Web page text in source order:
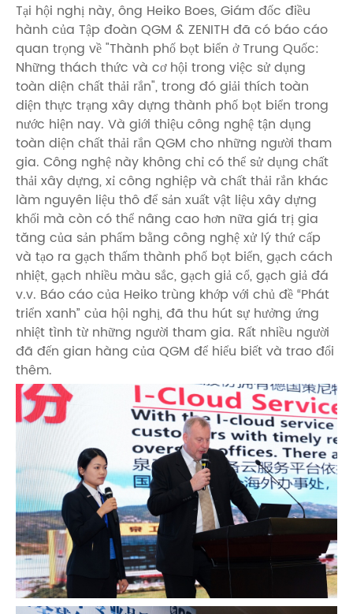
Tại hội nghị này, ông Heiko Boes, Giám đốc điều
hành của Tập đoàn QGM & ZENITH đã có báo cáo
quan trọng về "Thành phố bọt biển ở Trung Quốc:
Những thách thức và cơ hội trong việc sử dụng
toàn diện chất thải rắn", trong đó giải thích toàn
diện thực trạng xây dựng thành phố bọt biển trong
nước hiện nay. Và giới thiệu công nghệ tận dụng
toàn diện chất thải rắn QGM cho những người tham
gia. Công nghệ này không chỉ có thể sử dụng chất
thải xây dựng, xỉ công nghiệp và chất thải rắn khác
làm nguyên liệu thô để sản xuất vật liệu xây dựng
khối mà còn có thể nâng cao hơn nữa giá trị gia
tăng của sản phẩm bằng công nghệ xử lý thứ cấp
và tạo ra gạch thấm thành phố bọt biển, gạch cách
nhiệt, gạch nhiều màu sắc, gạch giả cổ, gạch giả đá
v.v. Báo cáo của Heiko trùng khớp với chủ đề “Phát
triển xanh” của hội nghị, đã thu hút sự hưởng ứng
nhiệt tình từ những người tham gia. Rất nhiều người
đã đến gian hàng của QGM để hiểu biết và trao đổi
thêm.